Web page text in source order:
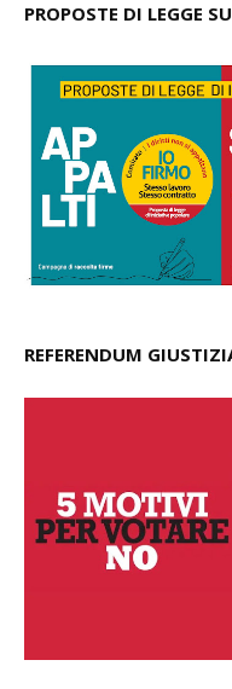
PROPOSTE DI LEGGE
REFERENDUM